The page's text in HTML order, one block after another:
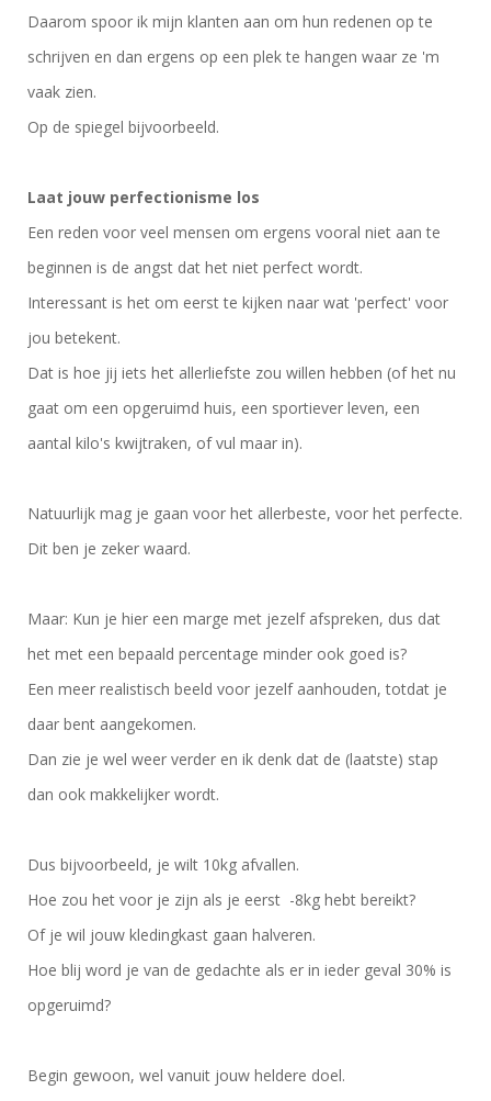
Daarom spoor ik mijn klanten aan om hun redenen op te
schrijven en dan ergens op een plek te hangen waar ze 'm
vaak zien.
Op de spiegel bijvoorbeeld.
Laat jouw perfectionisme los
Een reden voor veel mensen om ergens vooral niet aan te
beginnen is de angst dat het niet perfect wordt.
Interessant is het om eerst te kijken naar wat 'perfect' voor
jou betekent.
Dat is hoe jij iets het allerliefste zou willen hebben (of het nu
gaat om een opgeruimd huis, een sportiever leven, een
aantal kilo's kwijtraken, of vul maar in).
Natuurlijk mag je gaan voor het allerbeste, voor het perfecte.
Dit ben je zeker waard.
Maar: Kun je hier een marge met jezelf afspreken, dus dat
het met een bepaald percentage minder ook goed is?
Een meer realistisch beeld voor jezelf aanhouden, totdat je
daar bent aangekomen.
Dan zie je wel weer verder en ik denk dat de (laatste) stap
dan ook makkelijker wordt.
Dus bijvoorbeeld, je wilt 10kg afvallen.
Hoe zou het voor je zijn als je eerst -8kg hebt bereikt?
Of je wil jouw kledingkast gaan halveren.
Hoe blij word je van de gedachte als er in ieder geval 30% is
opgeruimd?
Begin gewoon, wel vanuit jouw heldere doel.